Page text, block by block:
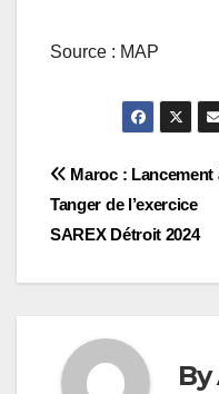
Source : MAP
de
l’article
Maroc : Lancement
Tanger de l’exercice
SAREX Détroit 2024
By